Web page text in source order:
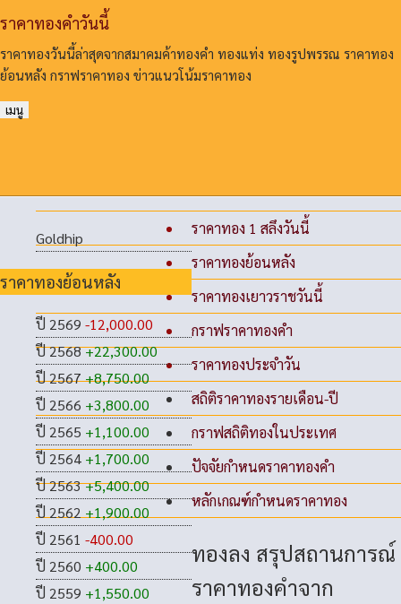
ราคาทองคําวันนี้
ราคาทองวันนี้ล่าสุดจากสมาคมค้าทองคํา ทองแท่ง ทองรูปพรรณ ราคาทอง
ย้อนหลัง กราฟราคาทอง ข่าวแนวโน้มราคาทอง
เมนู
Goldhip
ราคาทองย้อนหลัง
ปี 2569 -12,000.00
ปี 2568+22,300.00
ปี 2567+8,750.00
ปี 2566 +3,800.00
ปี 2565 +1,100.00
ปี 2564 +1,700.00
ปี 2563+5,400.00
ปี 2562+1,900.00
ปี 2561 -400.00
ปี 2560 +400.00
ปี 2559 +1,550.00
ราคาทอง 1 สลึงวันนี้
ราคาทองย้อนหลัง
ราคาทองเยาวราชวันนี้
กราฟราคาทองคำ
ราคาทองประจำวัน
สถิติราคาทองรายเดือน-ปี
กราฟสถิติทองในประเทศ
ปัจจัยกำหนดราคาทองคำ
หลักเกณฑ์กำหนดราคาทอง
ทองลง สรุปสถานการณ์
ราคาทองคำจาก